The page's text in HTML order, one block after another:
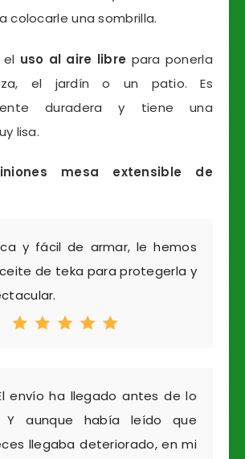
colocarle una sombrilla.
uso al aire libre para ponerla
el jardín o un patio. Es
duradera y tiene una
lisa.
mesa extensible de
y fácil de armar, le hemos
de teka para protegerla y
envío ha llegado antes de lo
Y aunque había leído que
llegaba deteriorado, en mi